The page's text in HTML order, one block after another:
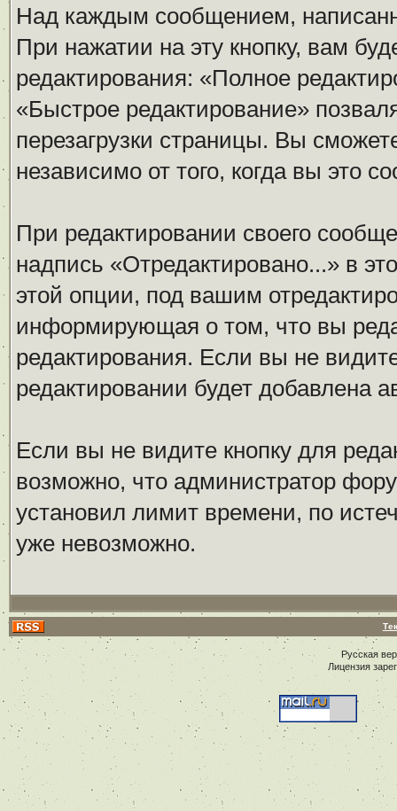
Над каждым сообщением,
При нажатии на эту кнопку, вам
редактирования: «Полное
«Быстрое редактирование»
перезагрузки страницы. Вы
независимо от того, когда вы это
При редактировании своего
надпись «Отредактировано...» в
этой опции, под вашим
информирующая о том, что вы
редактирования. Если вы не
редактировании будет добавлена
Если вы не видите кнопку для
возможно, что администратор
установил лимит времени, по
уже невозможно.
Русская
Лицензия